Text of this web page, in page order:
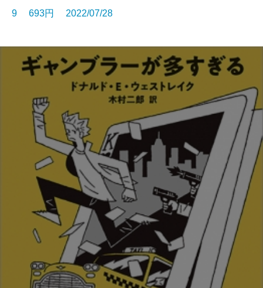
9 693円 2022/07/28